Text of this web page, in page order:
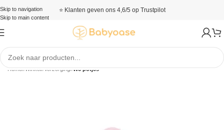
Skip to navigation
Skip to main content
⭐ Klanten geven ons 4,6/5 op Trustpilot
Home/ Winkel/ Verzorging/ Wc potjes